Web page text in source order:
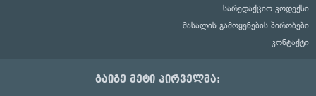
სარედაქციო კოდექსი
მასალის გამოყენების პირობები
კონტაქტი
გაიგე მეტი პირველმა: